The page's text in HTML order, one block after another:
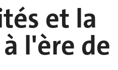
et la
l'ère de